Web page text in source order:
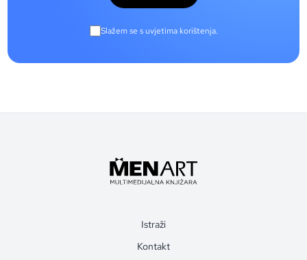
Slažem se s uvjetima korištenja.
Istraži
Kontakt